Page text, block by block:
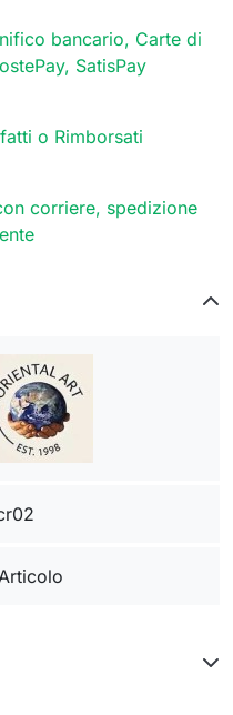
bancario, Carte di
SatisPay
o Rimborsati
corriere, spedizione